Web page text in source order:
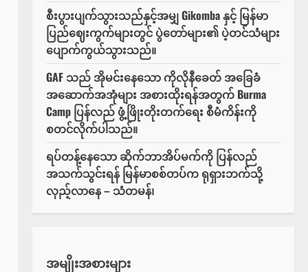
စီးပွားပျက်သွားသည်နှင့်အမျှ Gikomba နှင့် မြန်မာ
ပြည်ဈေးကွက်များတွင် ပွဲတော်များ၏ ပဲ့တင်သံများ
ပျောက်ကွယ်သွားသည်။
GAF သည် အိုမင်းနေသော ကိုလိုနီခေတ် အခြေခံ
အဆောက်အအုံများ အစားထိုးရန်အတွက် Burma
Camp ပြန်လည် ဖွံ့ဖြိုးတိုးတက်ရေး စီမံကိန်းကို
စတင်လိုက်ပါသည်။
ရပ်တန့်နေသော ဆိုက်ဘာအိပ်မက်ကို ပြန်လည်
အသက်သွင်းရန် မြန်မာစစ်တပ်က ရုရှားဘက်သို့
လှည့်လာနေ – သံတမန်၊
အမျိုးအစားများ